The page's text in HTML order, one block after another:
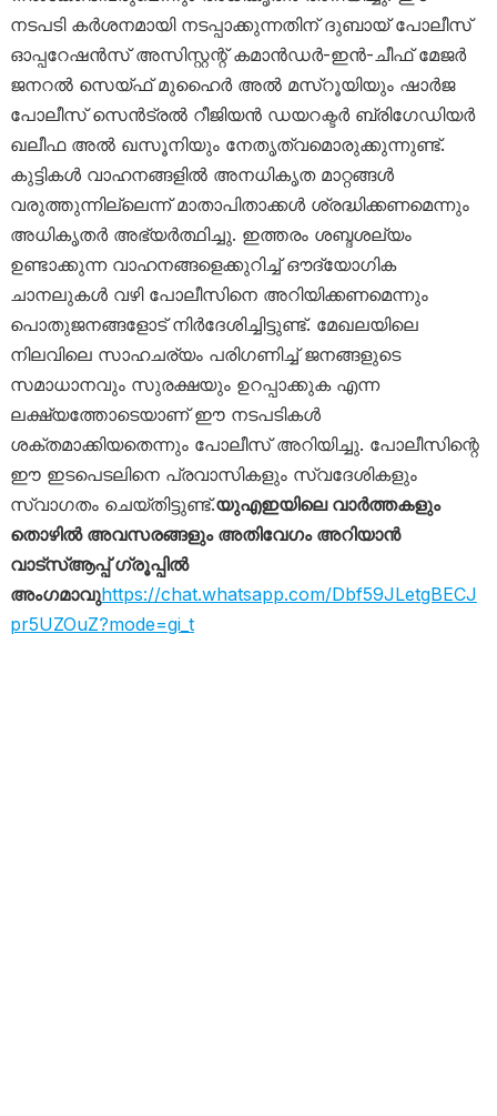
നടപടി കർശനമായി നടപ്പാക്കുന്നതിന് ദുബായ് പോലീസ്
ഓപ്പറേഷൻസ് അസിസ്റ്റന്റ് കമാൻഡർ-ഇൻ-ചീഫ് മേജർ
ജനറൽ സെയ്ഫ് മുഹൈർ അൽ മസ്‌റൂയിയും ഷാർജ
പോലീസ് സെൻട്രൽ റീജിയൻ ഡയറക്ടർ ബ്രിഗേഡിയർ
ഖലീഫ അൽ ഖസൂനിയും നേതൃത്വമൊരുക്കുന്നുണ്ട്.
കുട്ടികൾ വാഹനങ്ങളിൽ അനധികൃത മാറ്റങ്ങൾ
വരുത്തുന്നില്ലെന്ന് മാതാപിതാക്കൾ ശ്രദ്ധിക്കണമെന്നും
അധികൃതർ അഭ്യർത്ഥിച്ചു. ഇത്തരം ശബ്ദശല്യം
ഉണ്ടാക്കുന്ന വാഹനങ്ങളെക്കുറിച്ച് ഔദ്യോഗിക
ചാനലുകൾ വഴി പോലീസിനെ അറിയിക്കണമെന്നും
പൊതുജനങ്ങളോട് നിർദേശിച്ചിട്ടുണ്ട്. മേഖലയിലെ
നിലവിലെ സാഹചര്യം പരിഗണിച്ച് ജനങ്ങളുടെ
സമാധാനവും സുരക്ഷയും ഉറപ്പാക്കുക എന്ന
ലക്ഷ്യത്തോടെയാണ് ഈ നടപടികൾ
ശക്തമാക്കിയതെന്നും പോലീസ് അറിയിച്ചു. പോലീസിന്റെ
ഈ ഇടപെടലിനെ പ്രവാസികളും സ്വദേശികളും
സ്വാഗതം ചെയ്തിട്ടുണ്ട്.യുഎഇയിലെ വാർത്തകളും
തൊഴിൽ അവസരങ്ങളും അതിവേഗം അറിയാൻ
വാട്സ്ആപ്പ് ഗ്രൂപ്പിൽ
അംഗമാവുhttps://chat.whatsapp.com/Dbf59JLetgBECJ
pr5UZOuZ?mode=gi_t